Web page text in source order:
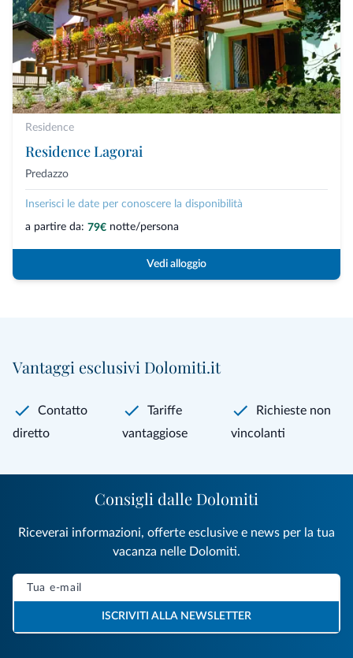
Residence
Residence Lagorai
Predazzo
Inserisci le date per conoscere la disponibilità
a partire da: 79€ notte/persona
Vedi alloggio
Vantaggi esclusivi Dolomiti.it
Contatto
diretto
Tariffe
vantaggiose
Richieste non
vincolanti
Consigli dalle Dolomiti
Riceverai informazioni, offerte esclusive e news per la tua
vacanza nelle Dolomiti.
ISCRIVITI ALLA NEWSLETTER